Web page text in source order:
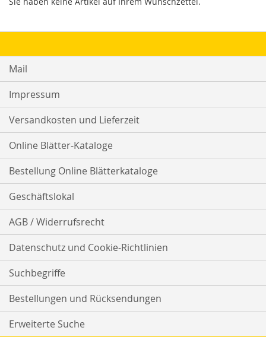
Mail
Impressum
Versandkosten und Lieferzeit
Online Blätter-Kataloge
Bestellung Online Blätterkataloge
Geschäftslokal
AGB / Widerrufsrecht
Datenschutz und Cookie-Richtlinien
Suchbegriffe
Bestellungen und Rücksendungen
Erweiterte Suche